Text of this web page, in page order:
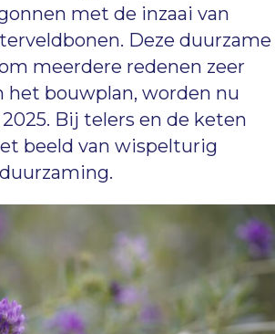
met de inzaai van
Deze duurzame
meerdere redenen zeer
het bouwplan, worden nu
Bij telers en de keten
beeld van wispelturig